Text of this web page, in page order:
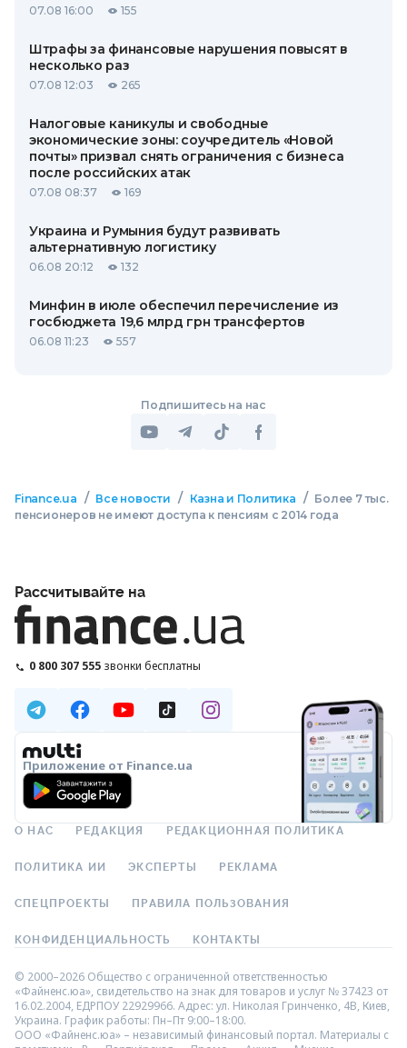
07.08 16:00 155
Штрафы за финансовые нарушения повысят в
несколько раз
07.08 12:03 265
Налоговые каникулы и свободные
экономические зоны: соучредитель «Новой
почты» призвал снять ограничения с бизнеса
после российских атак
07.08 08:37 169
Украина и Румыния будут развивать
альтернативную логистику
06.08 20:12 132
Минфин в июле обеспечил перечисление из
госбюджета 19,6 млрд грн трансфертов
06.08 11:23 557
Подпишитесь на нас
Finance.ua / Все новости / Казна и Политика / Более 7 тыс.
пенсионеров не имеют доступа к пенсиям с 2014 года
Рассчитывайте на
0 800 307 555 звонки бесплатны
Приложение от Finance.ua
О НАС РЕДАКЦИЯ РЕДАКЦИОННАЯ ПОЛИТИКА
ПОЛИТИКА ИИ ЭКСПЕРТЫ РЕКЛАМА
СПЕЦПРОЕКТЫ ПРАВИЛА ПОЛЬЗОВАНИЯ
КОНФИДЕНЦИАЛЬНОСТЬ КОНТАКТЫ
© 2000–2026 Общество с ограниченной ответственностью
«Файненс.юа», свидетельство на знак для товаров и услуг № 37423 от
16.02.2004, ЕДРПОУ 22929966. Адрес: ул. Николая Гринченко, 4В, Киев,
Украина. График работы: Пн–Пт 9:00–18:00.
ООО «Файненс.юа» – независимый финансовый портал. Материалы с